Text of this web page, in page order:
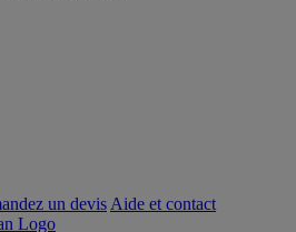
un devis Aide et contact